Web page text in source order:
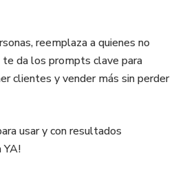
reemplaza a quienes no
te da los prompts clave para
clientes y vender más sin perder
usar y con resultados
YA!